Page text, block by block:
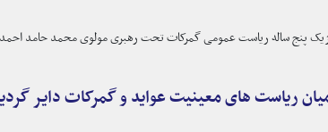
پنج ساله ریاست عمومی گمرکات تحت رهبری مولوی محمد حامد
ریاست های معینیت عواید و گمرکات دایر